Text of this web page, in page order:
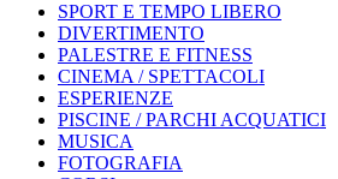
SPORT E TEMPO LIBERO
DIVERTIMENTO
PALESTRE E FITNESS
CINEMA / SPETTACOLI
ESPERIENZE
PISCINE / PARCHI ACQUATICI
MUSICA
FOTOGRAFIA